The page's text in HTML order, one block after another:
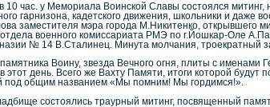
час. у Мемориала Воинской Славы состоялся митинг,
гарнизона, кадетского движения, школьники и
заместителя мэра города М.Никитенко, открывшего
военного комиссариата РМЭ по г.Йошкар-Оле
№ 14 В.Сталинец. Минута молчания, троекратный
Воину, звезда Вечного огня, плиты с
этот день. Всего же Вахту Памяти, итоги которой будут
под общим названием «Мы помним! Мы гордимся!».
состоялись траурный митинг, посвященный